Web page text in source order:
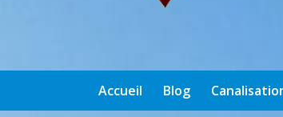
Accueil Blog